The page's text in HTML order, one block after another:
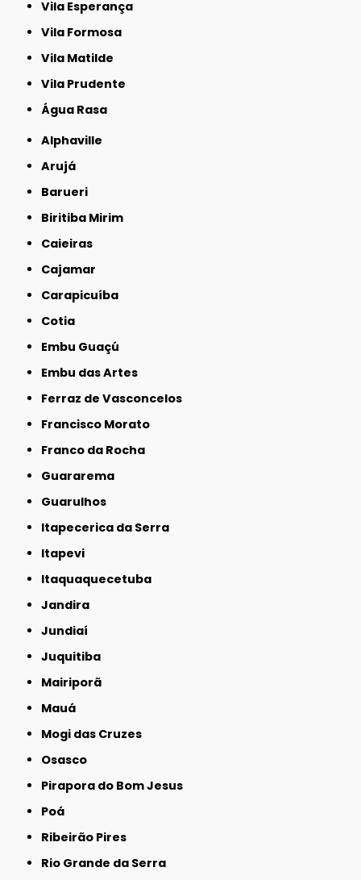
Vila Esperança
Vila Formosa
Vila Matilde
Vila Prudente
Água Rasa
Alphaville
Arujá
Barueri
Biritiba Mirim
Caieiras
Cajamar
Carapicuíba
Cotia
Embu Guaçú
Embu das Artes
Ferraz de Vasconcelos
Francisco Morato
Franco da Rocha
Guararema
Guarulhos
Itapecerica da Serra
Itapevi
Itaquaquecetuba
Jandira
Jundiaí
Juquitiba
Mairiporã
Mauá
Mogi das Cruzes
Osasco
Pirapora do Bom Jesus
Poá
Ribeirão Pires
Rio Grande da Serra